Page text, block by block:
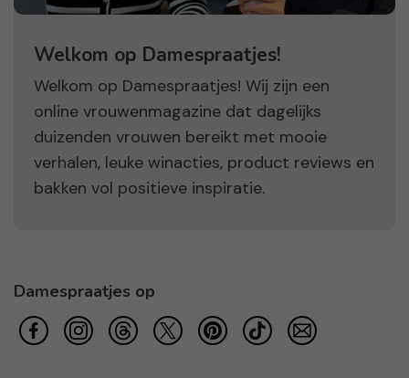
Welkom op Damespraatjes!
Welkom op Damespraatjes! Wij zijn een
online vrouwenmagazine dat dagelijks
duizenden vrouwen bereikt met mooie
verhalen, leuke winacties, product reviews en
bakken vol positieve inspiratie.
Damespraatjes op